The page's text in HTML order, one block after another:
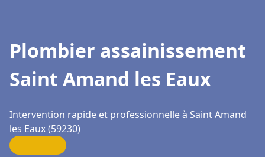
Plombier assainissement
Saint Amand les Eaux
Intervention rapide et professionnelle à Saint Amand
les Eaux (59230)